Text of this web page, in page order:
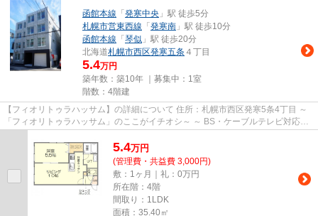
函館本線 「 発寒中央 」駅 徒歩5分
札幌市営東西線 「 発寒南 」駅 徒歩10分
函館本線 「 琴似 」駅 徒歩20分
北海道札幌市西区発寒五条 ４丁目
5.4万円
築年数：築10年 ｜募集中： 1室
階数：4階建
【フィオリトゥラハッサム】の詳細について 住所：札幌市西区発寒5条4丁目 ～
「フィオリトゥラハッサム」のここがイチオシ～ ～ BS・ケーブルテレビ対応可
5.4万円
(管理費・共益費 3,000円)
敷：1ヶ月｜礼：0万円
所在階：4階
間取り：1LDK
面積：35.40㎡